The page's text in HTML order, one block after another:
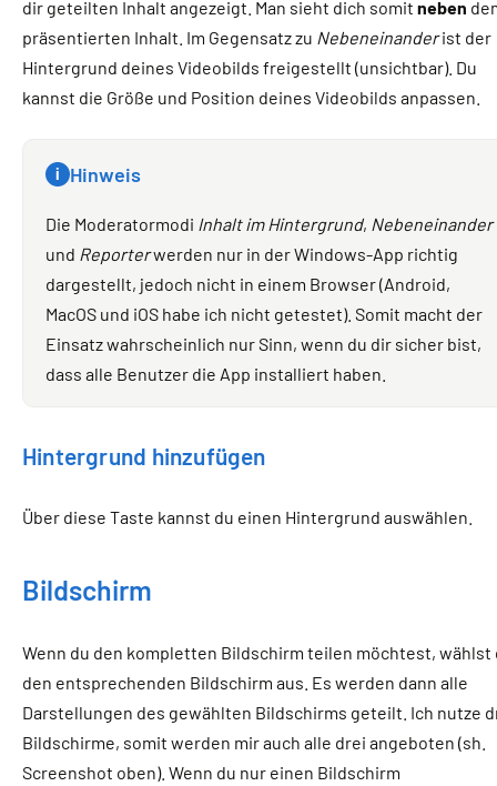
dir geteilten Inhalt angezeigt. Man sieht dich somit neben
präsentierten Inhalt. Im Gegensatz zu Nebeneinanderist der
Hintergrund deines Videobilds freigestellt (unsichtbar). Du
kannst die Größe und Position deines Videobilds anpassen.
i Hinweis
Die Moderatormodi Inhalt im Hintergrund, Nebeneinander
und Reporterwerden nur in der Windows-App richtig
dargestellt, jedoch nicht in einem Browser (Android,
MacOS und iOS habe ich nicht getestet). Somit macht der
Einsatz wahrscheinlich nur Sinn, wenn du dir sicher bist,
dass alle Benutzer die App installiert haben.
Hintergrund hinzufügen
Über diese Taste kannst du einen Hintergrund auswählen.
Bildschirm
Wenn du den kompletten Bildschirm teilen möchtest, wählst
den entsprechenden Bildschirm aus. Es werden dann alle
Darstellungen des gewählten Bildschirms geteilt. Ich nutze
Bildschirme, somit werden mir auch alle drei angeboten (sh.
Screenshot oben). Wenn du nur einen Bildschirm